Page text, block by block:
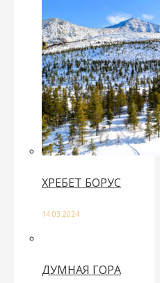
ХРЕБЕТ БОРУС
14.03.2024
ДУМНАЯ ГОРА